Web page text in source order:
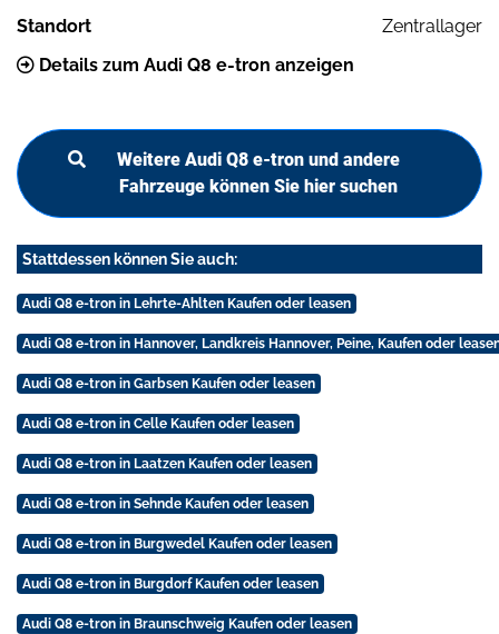
Standort
Zentrallager
Details zum Audi Q8 e-tron anzeigen
Weitere Audi Q8 e-tron und andere
Fahrzeuge können Sie hier suchen
Stattdessen können Sie auch:
Audi Q8 e-tron in Lehrte-Ahlten Kaufen oder leasen
Audi Q8 e-tron in Hannover, Landkreis Hannover, Peine, Kaufen oder
Audi Q8 e-tron in Garbsen Kaufen oder leasen
Audi Q8 e-tron in Celle Kaufen oder leasen
Audi Q8 e-tron in Laatzen Kaufen oder leasen
Audi Q8 e-tron in Sehnde Kaufen oder leasen
Audi Q8 e-tron in Burgwedel Kaufen oder leasen
Audi Q8 e-tron in Burgdorf Kaufen oder leasen
Audi Q8 e-tron in Braunschweig Kaufen oder leasen